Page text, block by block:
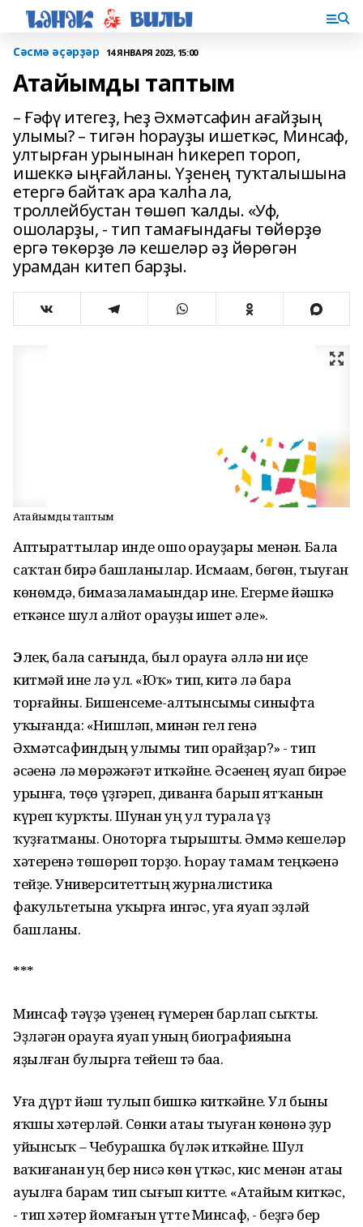
Сәсмә әҫәрҙәр 14 ЯНВАРЯ 2023, 15:00
Атайымды таптым
– Ғәфү итегеҙ, Һеҙ Әхмәтсафин ағайҙың
улымы? – тигән һорауҙы ишеткәс, Минсаф,
ултырған урынынан һикереп тороп,
ишеккә ыңғайланы. Үҙенең туҡталышына
етергә байтаҡ ара ҡалһа ла,
троллейбустан төшөп ҡалды. «Уф,
ошоларҙы, - тип тамағындағы төйөрҙө
ергә төкөрҙө лә кешеләр әҙ йөрөгән
урамдан китеп барҙы.
Атайымды таптым
Аптыраттылар инде ошо һорауҙары менән. Бала
саҡтан бирә башланылар. Исмаһам, бөгөн, тыуған
көнөмдә, бимазаламаһындар ине. Егерме йәшкә
еткәнсе шул алйот һорауҙы ишет әле».
Элек, бала сағында, был һорауға әллә ни иҫе
китмәй ине лә ул. «Юҡ» тип, китә лә бара
торғайны. Бишенсеме-алтынсымы синыфта
уҡығанда: «Нишләп, минән гел генә
Әхмәтсафиндың улымы тип һорайҙар?» - тип
әсәһенә лә мөрәжәғәт иткәйне. Әсәһенең яуап бирәһе
урынға, төҫө үҙгәреп, диванға барып ятҡанын
күреп ҡурҡты. Шунан һуң ул турала һүҙ
ҡуҙғатманы. Оноторға тырышты. Әммә кешеләр
хәтеренә төшөрөп торҙо. Һорау тамам теңкәһенә
тейҙе. Университеттың журналистика
факультетына уҡырға ингәс, уға яуап эҙләй
башланы.
***
Минсаф тәүҙә үҙенең ғүмерен барлап сыҡты.
Эҙләгән һорауға яуап уның биографияһына
яҙылған булырға тейеш тә баһа.
Уға дүрт йәш тулып бишкә киткәйне. Ул быны
яҡшы хәтерләй. Сөнки атаһы тыуған көнөнә ҙур
уйынсыҡ – Чебурашка бүләк иткәйне. Шул
ваҡиғанан һуң бер нисә көн үткәс, кис менән атаһы
ауылға барам тип сығып китте. «Атайым киткәс,
- тип хәтер йомғағын һүтте Минсаф, - беҙгә бер